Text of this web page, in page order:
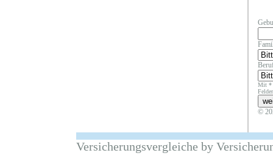
Mit *
©
Versicherungsvergleiche by